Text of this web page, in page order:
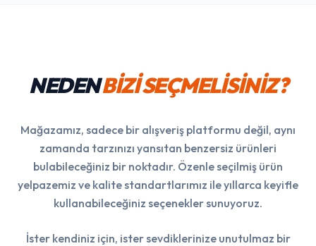
NEDENBİZİ SEÇMELİSİNİZ?
Mağazamız, sadece bir alışveriş platformu değil, aynı
zamanda tarzınızı yansıtan benzersiz ürünleri
bulabileceğiniz bir noktadır. Özenle seçilmiş ürün
yelpazemiz ve kalite standartlarımız ile yıllarca keyifle
kullanabileceğiniz seçenekler sunuyoruz.
İster kendiniz için, ister sevdiklerinize unutulmaz bir